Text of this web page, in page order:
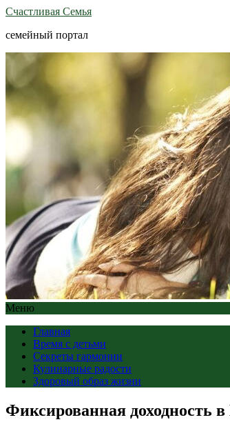
Счастливая Семья
семейный портал
Меню
Главная
Время с детьми
Секреты гармонии
Кулинарные радости
Здоровый образ жизни
Фиксированная доходность